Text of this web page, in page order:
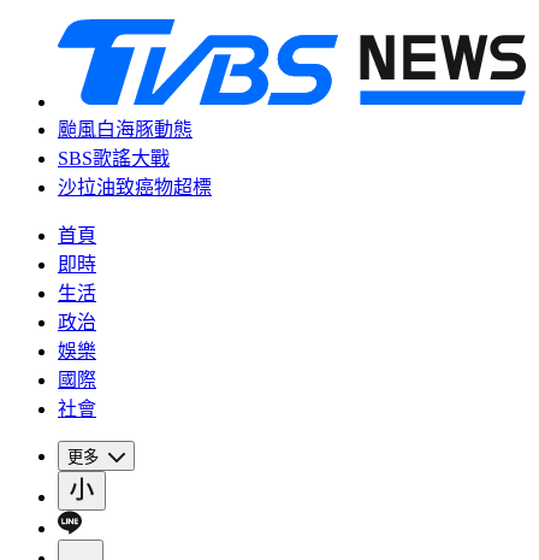
颱風白海豚動態
SBS歌謠大戰
沙拉油致癌物超標
首頁
即時
生活
政治
娛樂
國際
社會
更多